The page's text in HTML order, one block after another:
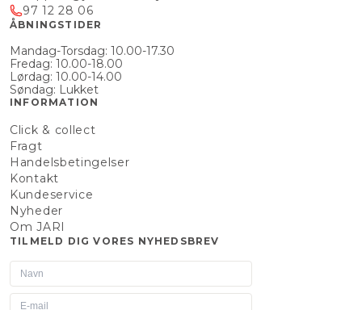
97 12 28 06
ÅBNINGSTIDER
Mandag-Torsdag: 10.00-17.30
Fredag: 10.00-18.00
Lørdag: 10.00-14.00
Søndag: Lukket
INFORMATION
Click & collect
Fragt
Handelsbetingelser
Kontakt
Kundeservice
Nyheder
Om JARI
TILMELD DIG VORES NYHEDSBREV